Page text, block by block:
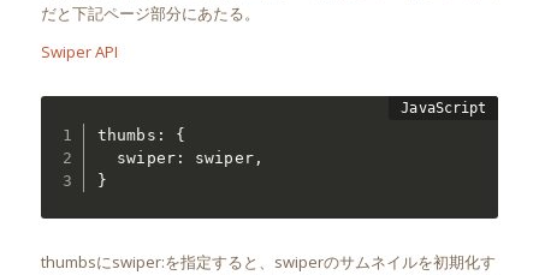
だと下記ページ部分にあたる。
Swiper API
thumbs :
{
  swiper
: swiper,
}
thumbsにswiper:を指定すると、swiperのサムネイルを初期化す